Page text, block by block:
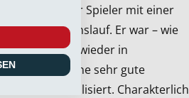
interessanter Spieler mit einer
Lebenslauf. Er war – wie
möchte jetzt wieder in
eine sehr gute
stabilisiert. Charakterlich